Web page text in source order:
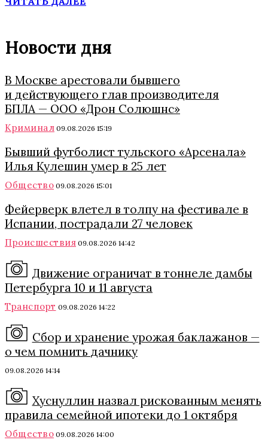
Новости дня
В Москве арестовали бывшего
и действующего глав производителя
БПЛА — ООО «Дрон Солюшнс»
Криминал 09.08.2026 15:19
Бывший футболист тульского «Арсенала»
Илья Кулешин умер в 25 лет
Общество 09.08.2026 15:01
Фейерверк влетел в толпу на фестивале в
Испании, пострадали 27 человек
Происшествия 09.08.2026 14:42
Движение ограничат в тоннеле дамбы
Петербурга 10 и 11 августа
Транспорт 09.08.2026 14:22
Сбор и хранение урожая баклажанов —
о чем помнить дачнику
09.08.2026 14:14
Хуснуллин назвал рискованным менять
правила семейной ипотеки до 1 октября
Общество 09.08.2026 14:00